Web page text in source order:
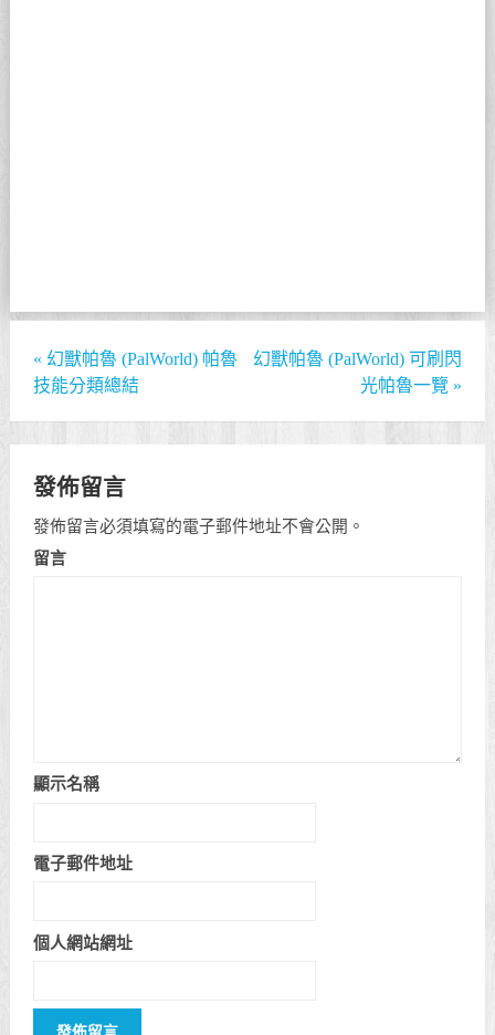
« 幻獸帕魯 (PalWorld) 帕魯
技能分類總結
幻獸帕魯 (PalWorld) 可刷閃
光帕魯一覽 »
發佈留言
發佈留言必須填寫的電子郵件地址不會公開。
留言
顯示名稱
電子郵件地址
個人網站網址